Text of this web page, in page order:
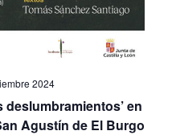
2024
deslumbramientos’ en
Agustín de El Burgo